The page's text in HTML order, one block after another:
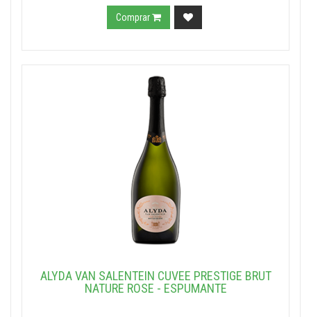
Comprar
ALYDA VAN SALENTEIN CUVEE PRESTIGE BRUT
NATURE ROSE - ESPUMANTE